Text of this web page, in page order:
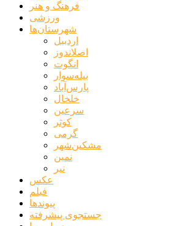
فرهنگ و هنر
ورزشی
شهرستان‌ها
اردبیل
اصلاندوز
انگوت
بیله‌سوار
پارس‌آباد
خلخال
سرعین
کوثر
گرمی
مشکین‌شهر
نمین
نیر
عکس
فیلم
پیوندها
جستجوی پیشرفته